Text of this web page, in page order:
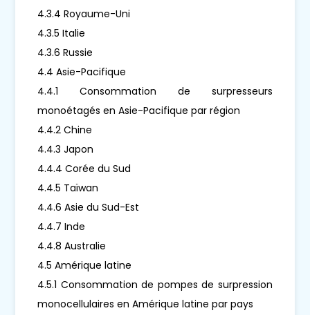
4.3.4 Royaume-Uni
4.3.5 Italie
4.3.6 Russie
4.4 Asie-Pacifique
4.4.1 Consommation de surpresseurs
monoétagés en Asie-Pacifique par région
4.4.2 Chine
4.4.3 Japon
4.4.4 Corée du Sud
4.4.5 Taïwan
4.4.6 Asie du Sud-Est
4.4.7 Inde
4.4.8 Australie
4.5 Amérique latine
4.5.1 Consommation de pompes de surpression
monocellulaires en Amérique latine par pays